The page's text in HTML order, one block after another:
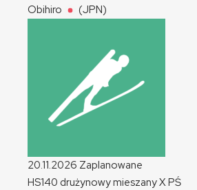
Obihiro
(JPN)
20.11.2026 Zaplanowane
HS140 drużynowy mieszanyXPŚ